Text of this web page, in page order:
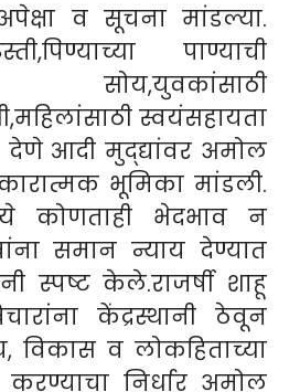
व सूचना मांडल्या.
पाण्याची
सोय,युवकांसाठी
स्वयंसहायता
आदी मुद्द्यांवर अमोल
भूमिका मांडली.
कोणताही भेदभाव न
समान न्याय देण्यात
स्पष्ट केले.राजर्षी शाहू
केंद्रस्थानी ठेवून
विकास व लोकहिताच्या
निर्धार अमोल